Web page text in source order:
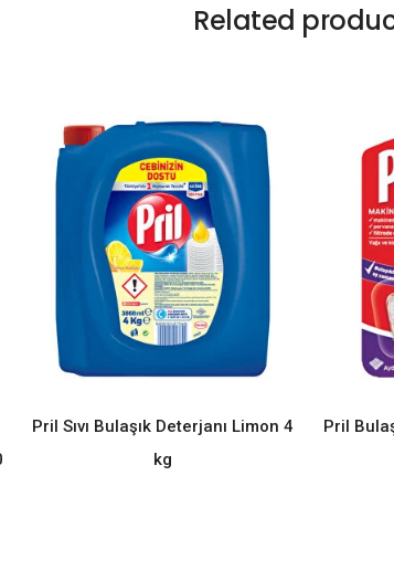
Related
READ MORE
Pril Sıvı Bulaşık Deterjanı Limon 4
kg
Pril